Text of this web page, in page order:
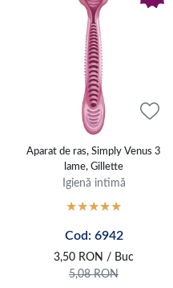
Aparat de ras, Simply Venus 3
lame, Gillette
Igienă intimă
Cod: 6942
3,50 RON / Buc
5,08RON